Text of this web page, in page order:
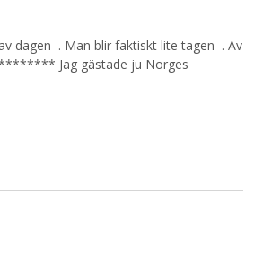
dagen . Man blir faktiskt lite tagen . Av
Jag gästade ju Norges